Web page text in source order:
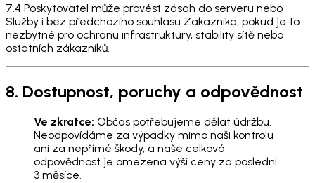
7.4 Poskytovatel může provést zásah do serveru nebo
Služby i bez předchozího souhlasu Zákazníka, pokud je to
nezbytné pro ochranu infrastruktury, stability sítě nebo
ostatních zákazníků.
8. Dostupnost, poruchy a odpovědnost
Ve zkratce: Občas potřebujeme dělat údržbu.
Neodpovídáme za výpadky mimo naši kontrolu
ani za nepřímé škody, a naše celková
odpovědnost je omezena výší ceny za poslední
3 měsíce.